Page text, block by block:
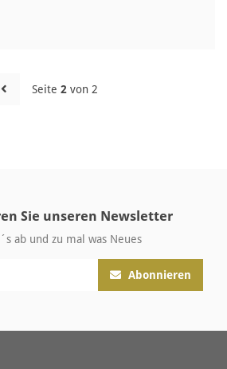
Seite 2von 2
Sie unseren Newsletter
ab und zu mal was Neues
Abonnieren